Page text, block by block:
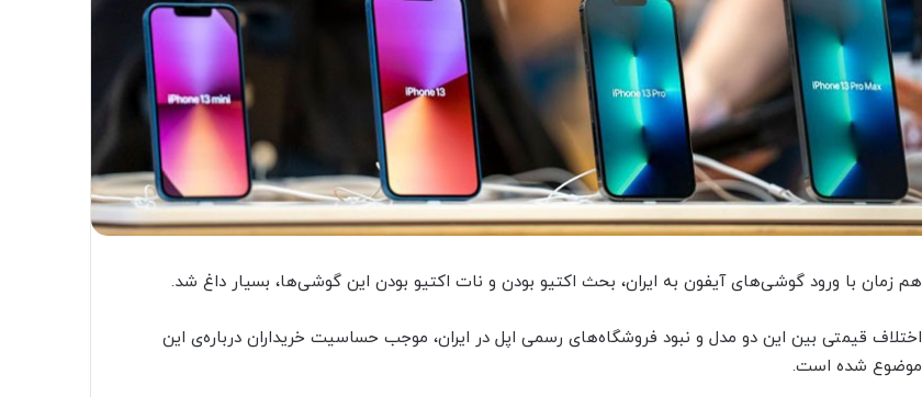
هم زمان با ورود گوشی‌های آیفون به ایران، بحث اکتیو بودن و نات اکتیو بودن این گوشی‌ها، بسیار داغ شد.
اختلاف قیمتی بین این دو مدل و نبود فروشگاه‌های رسمی اپل در ایران، موجب حساسیت خریداران درباره‌ی این
موضوع شده است.